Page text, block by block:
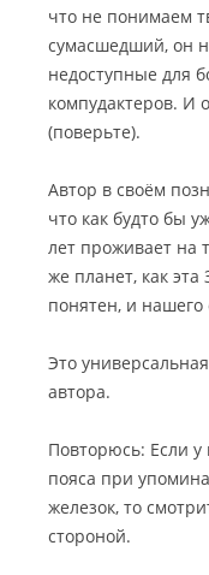
что не понимаем
сумасшедший, он
недоступные для
компудактеров. И
(поверьте).
Автор в своём
что как будто бы
лет проживает на
же планет, как
понятен, и
Это
автора.
Повторюсь: Если
пояса при
железок, то
стороной.